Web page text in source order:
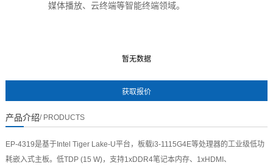
媒体播放、云终端等智能终端领域。
暂无数据
暂无数据
产品介绍/ PRODUCTS
EP-4319是基于Intel Tiger Lake-U平台，板载i3-1115G4E等处理器的工业级低功
耗嵌入式主板。低TDP (15 W)，支持1xDDR4笔记本内存、1xHDMI、